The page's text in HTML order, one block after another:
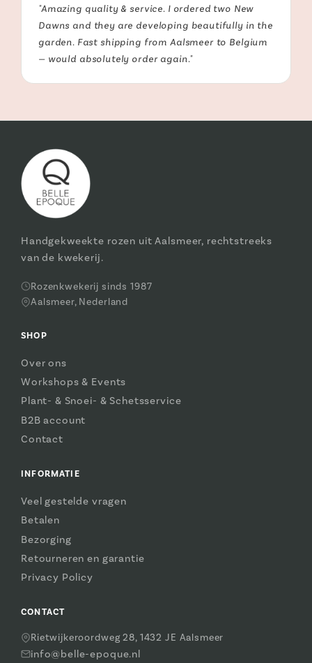
"Amazing quality & service. I ordered two New
Dawns and they are developing beautifully in the
garden. Fast shipping from Aalsmeer to Belgium
— would absolutely order again."
Handgekweekte rozen uit Aalsmeer, rechtstreeks
van de kwekerij.
Rozenkwekerij sinds 1987
Aalsmeer, Nederland
SHOP
Over ons
Workshops & Events
Plant- & Snoei- & Schetsservice
B2B account
Contact
INFORMATIE
Veel gestelde vragen
Betalen
Bezorging
Retourneren en garantie
Privacy Policy
CONTACT
Rietwijkeroordweg 28, 1432 JE Aalsmeer
info@belle-epoque.nl